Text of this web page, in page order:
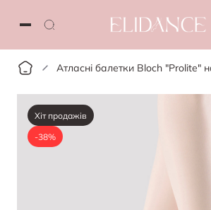
Атласні балетки Bloch "Prolite"
Хіт продажів
-38%